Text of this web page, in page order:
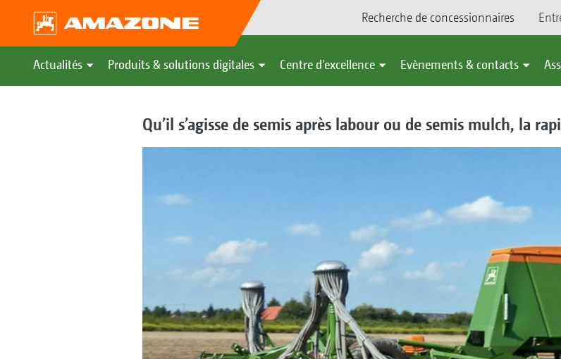
Recherche de concessionnaires
Actualités Produits & solutions digitales Centre d'excellence Evènements & contacts
Qu’il s’agisse de semis après labour ou de semis mulch, la